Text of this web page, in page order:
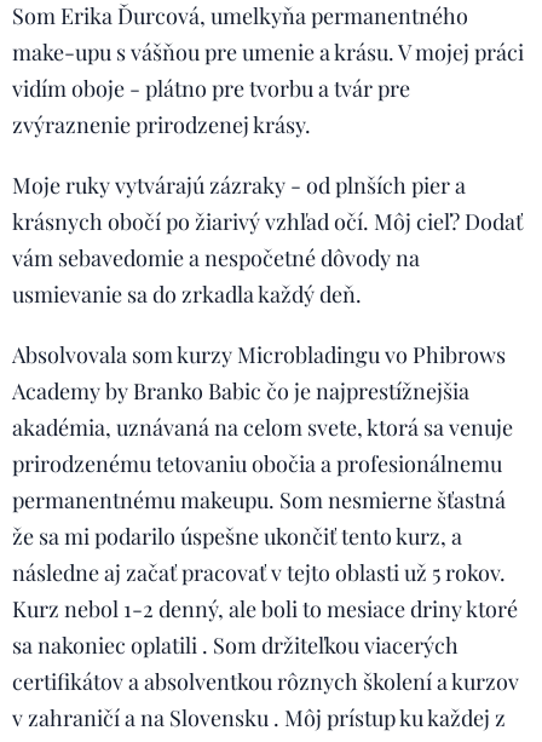
Som Erika Ďurcová, umelkyňa permanentného
make-upu s vášňou pre umenie a krásu. V mojej práci
vidím oboje - plátno pre tvorbu a tvár pre
zvýraznenie prirodzenej krásy.
Moje ruky vytvárajú zázraky - od plnších pier a
krásnych obočí po žiarivý vzhľad očí. Môj cieľ? Dodať
vám sebavedomie a nespočetné dôvody na
usmievanie sa do zrkadla každý deň.
Absolvovala som kurzy Microbladingu vo Phibrows
Academy by Branko Babic čo je najprestížnejšia
akadémia, uznávaná na celom svete, ktorá sa venuje
prirodzenému tetovaniu obočia a profesionálnemu
permanentnému makeupu. Som nesmierne šťastná
že sa mi podarilo úspešne ukončiť tento kurz, a
následne aj začať pracovať v tejto oblasti už 5 rokov.
Kurz nebol 1-2 denný, ale boli to mesiace driny ktoré
sa nakoniec oplatili . Som držiteľkou viacerých
certifikátov a absolventkou rôznych školení a kurzov
v zahraničí a na Slovensku . Môj prístup ku každej z